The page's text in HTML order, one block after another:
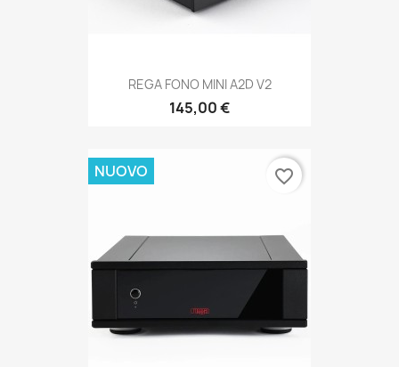
REGA FONO MINI A2D V2
145,00 €
NUOVO favorite_border